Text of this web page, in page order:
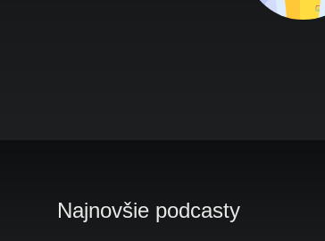
Najnovšie podcasty